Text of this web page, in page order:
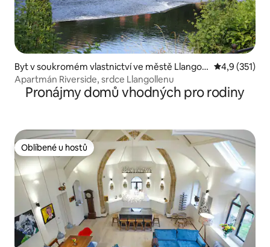
Byt v soukromém vlastnictví ve městě Llangoll
en
Průměrné
4,9 (351)
Apartmán Riverside, srdce Llangollenu
Pronájmy domů vhodných pro rodiny
Oblíbené u hostů
Oblíbené u hostů